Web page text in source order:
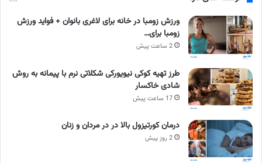
ورزش زومبا در خانه برای لاغری بانوان + فواید ورزش
زومبا برای…
2 ساعت پیش
طرز تهیه کوکی نیویورکی شکلاتی نرم با پیمانه به روش
شادی خاکسار
17 ساعت پیش
درمان کورتیزول بالا در در مردان و زنان
2 روز پیش